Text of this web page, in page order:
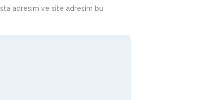
adresim ve site adresim bu